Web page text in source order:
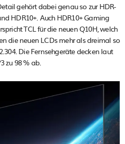
gehört dabei genau so zur HDR-
HDR10+. Auch HDR10+ Gaming
TCL für die neuen Q10H, welch
die neuen LCDs mehr als dreimal so
Die Fernsehgeräte decken laut
zu 98 % ab.